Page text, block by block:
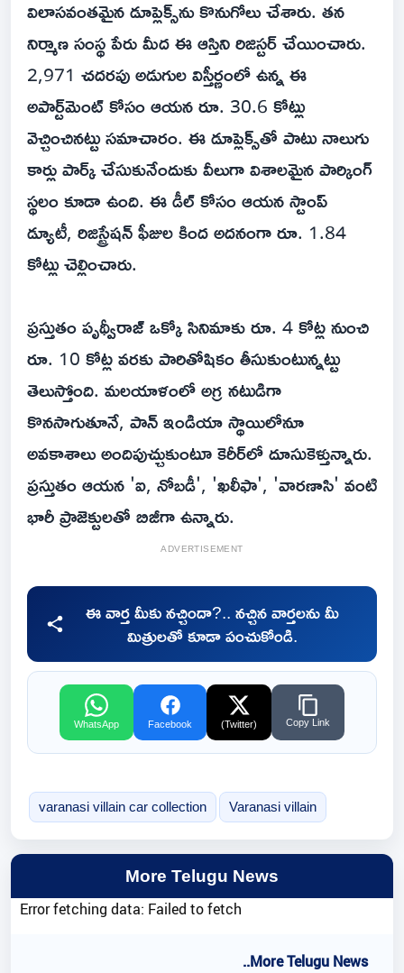
విలాసవంతమైన డూప్లెక్స్‌ను కొనుగోలు చేశారు. తన
నిర్మాణ సంస్థ పేరు మీద ఈ ఆస్తిని రిజిస్టర్ చేయించారు.
2,971 చదరపు అడుగుల విస్తీర్ణంలో ఉన్న ఈ
అపార్ట్‌మెంట్ కోసం ఆయన రూ. 30.6 కోట్లు
వెచ్చించినట్టు సమాచారం. ఈ డూప్లెక్స్‌తో పాటు నాలుగు
కార్లు పార్క్ చేసుకునేందుకు వీలుగా విశాలమైన పార్కింగ్
స్థలం కూడా ఉంది. ఈ డీల్ కోసం ఆయన స్టాంప్
డ్యూటీ, రిజిస్ట్రేషన్ ఫీజుల కింద అదనంగా రూ. 1.84
కోట్లు చెల్లించారు.
ప్రస్తుతం పృథ్వీరాజ్ ఒక్కో సినిమాకు రూ. 4 కోట్ల నుంచి
రూ. 10 కోట్ల వరకు పారితోషికం తీసుకుంటున్నట్టు
తెలుస్తోంది. మలయాళంలో అగ్ర నటుడిగా
కొనసాగుతూనే, పాన్ ఇండియా స్థాయిలోనూ
అవకాశాలు అందిపుచ్చుకుంటూ కెరీర్‌లో దూసుకెళ్తున్నారు.
ప్రస్తుతం ఆయన 'ఐ, నోబడీ', 'ఖలీఫా', 'వారణాసి' వంటి
భారీ ప్రాజెక్టులతో బిజీగా ఉన్నారు.
ADVERTISEMENT
ఈ వార్త మీకు నచ్చిందా?.. నచ్చిన వార్తలను మీ
మిత్రులతో కూడా పంచుకోండి.
WhatsApp Facebook (Twitter) Copy Link
varanasi villain car collection Varanasi villain
More Telugu News
Error fetching data: Failed to fetch
..More Telugu News